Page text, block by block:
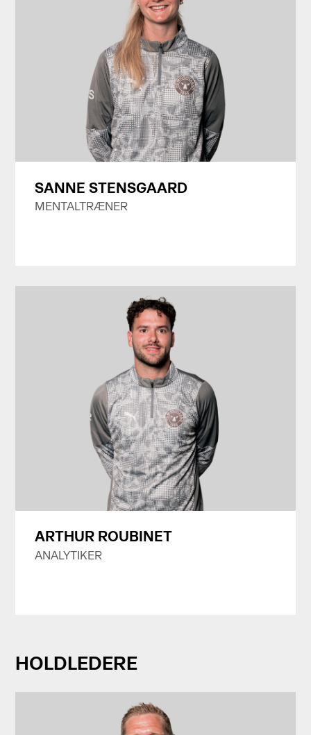
SANNE STENSGAARD
MENTALTRÆNER
ARTHUR ROUBINET
ANALYTIKER
HOLDLEDERE